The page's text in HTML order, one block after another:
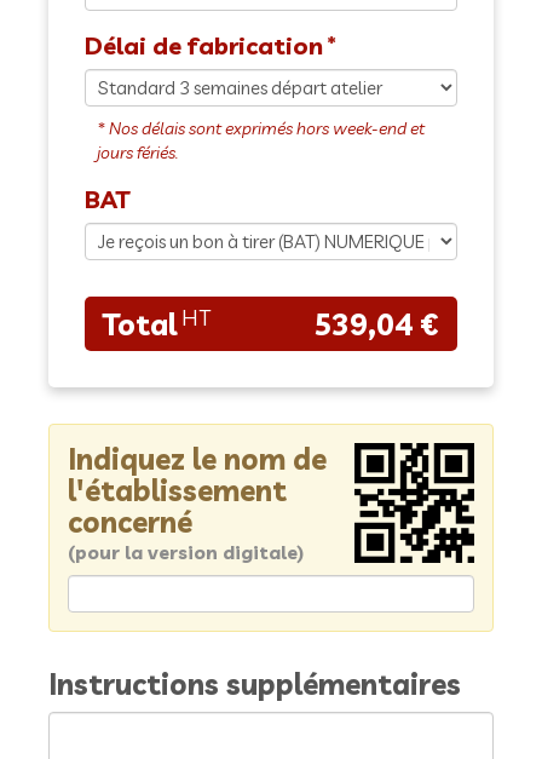
Délai de fabrication
BAT
539,04 €
Indiquez le nom de
l'établissement
concerné
(pour la version digitale)
Instructions supplémentaires